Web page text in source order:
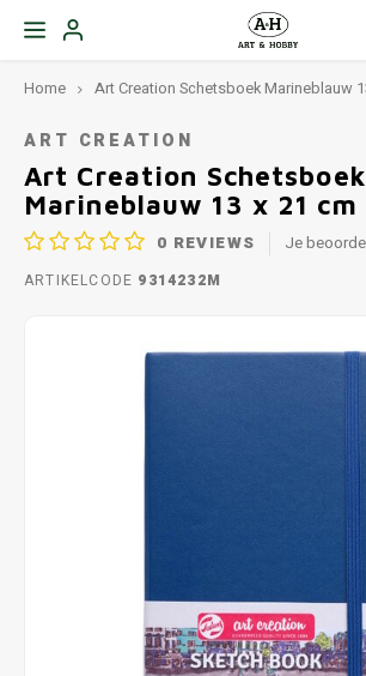
Home Art Creation Schetsboek Marineblauw
ART CREATION
Art Creation Schetsboek
Marineblauw 13 x 21 cm
0 REVIEWS Je
ARTIKELCODE 9314232M